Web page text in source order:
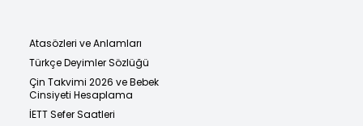
Atasözleri ve Anlamları
Türkçe Deyimler Sözlüğü
Çin Takvimi 2026 ve Bebek
Cinsiyeti Hesaplama
İETT Sefer Saatleri